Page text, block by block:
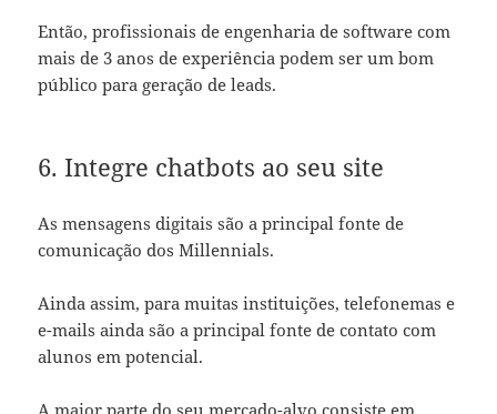
Então, profissionais de engenharia de software com
mais de 3 anos de experiência podem ser um bom
público para geração de leads.
6. Integre chatbots ao seu site
As mensagens digitais são a principal fonte de
comunicação dos Millennials.
Ainda assim, para muitas instituições, telefonemas e
e-mails ainda são a principal fonte de contato com
alunos em potencial.
A maior parte do seu mercado-alvo consiste em